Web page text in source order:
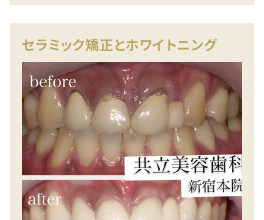
セラミック矯正とホワイトニング